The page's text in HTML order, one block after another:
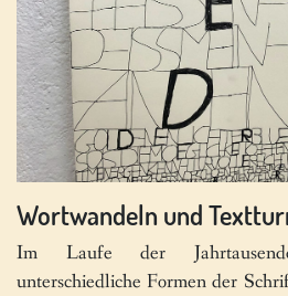
Wortwandeln und
Im Laufe der
unterschiedliche Formen der